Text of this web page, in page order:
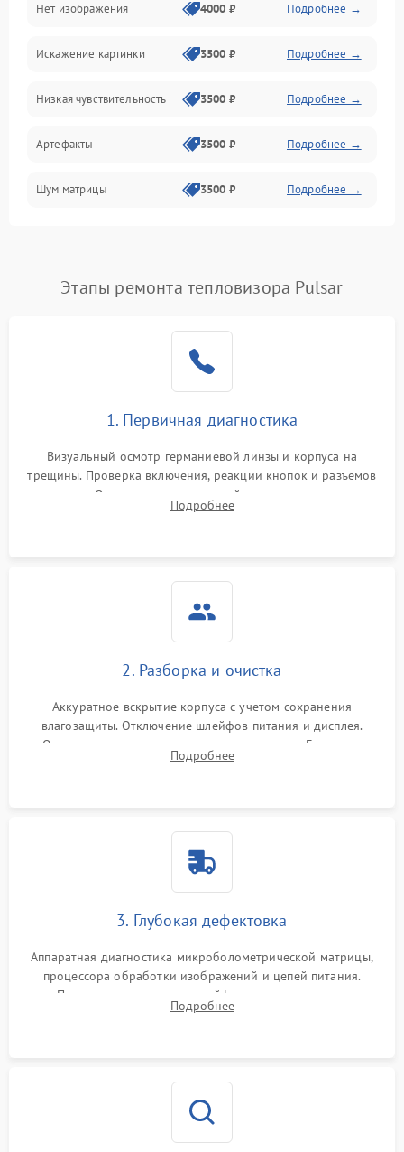
Программные ошибки
Электропитание
Измерения
Матрица
Проблемы питания
Сбои коммуникаций и интерфейсов
Экран (дисплей)
Нет изображения 4000 ₽ Подробнее →
Искажение картинки 3500 ₽ Подробнее →
Низкая чувствительность 3500 ₽ Подробнее →
Артефакты 3500 ₽ Подробнее →
Шум матрицы 3500 ₽ Подробнее →
Этапы ремонта тепловизора Pulsar
1. Первичная диагностика
Визуальный осмотр германиевой линзы и корпуса на
трещины. Проверка включения, реакции кнопок и разъемов
зарядки. Оценка вывода тепловой сигнатуры на экран,
проверка базовых функций и считывание системных
Подробнее
2. Разборка и очистка
Аккуратное вскрытие корпуса с учетом сохранения
влагозащиты. Отключение шлейфов питания и дисплея.
Очистка внутренних плат от окислов и пыли. Бережная
обработка германиевого объектива специализированными
Подробнее
3. Глубокая дефектовка
Аппаратная диагностика микроболометрической матрицы,
процессора обработки изображений и цепей питания.
Проверка целостности шлейфов, модуля памяти и
интерфейсов связи. Выявление сгоревших SMD-компонентов
Подробнее